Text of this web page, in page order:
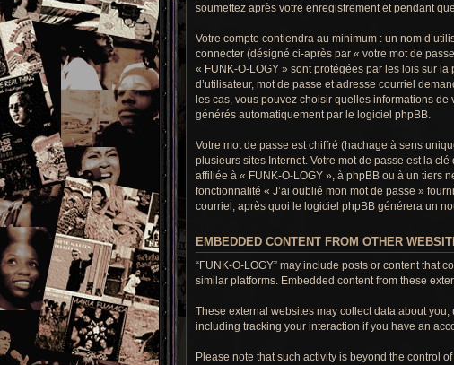
soumettez après votre enregistrement et pendant
Votre compte contiendra au minimum : un nom
connecter (désigné ci-après par « votre mot de
« FUNK-O-LOGY » sont protégées par les lois sur
d’utilisateur, mot de passe et adresse courriel
les cas, vous pouvez choisir quelles informations
générés automatiquement par le logiciel phpBB.
Votre mot de passe est chiffré (hachage à sens
plusieurs sites Internet. Votre mot de passe est la
affiliée à « FUNK-O-LOGY », à phpBB ou à un tiers
fonctionnalité « J’ai oublié mon mot de passe »
courriel, après quoi le logiciel phpBB générera un
EMBEDDED CONTENT FROM OTHER
“FUNK-O-LOGY” may include posts or content that
similar platforms. Embedded content from these
These external websites may collect data about
including tracking your interaction if you have an
Please note that such activity is beyond the control